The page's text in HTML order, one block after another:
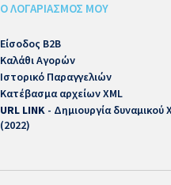
Ο ΛΟΓΑΡΙΑΣΜΟΣ ΜΟΥ
Είσοδος B2B
Καλάθι Αγορών
Ιστορικό Παραγγελιών
Κατέβασμα αρχείων XML
URL LINK- Δημιουργία δυναμικού
(2022)